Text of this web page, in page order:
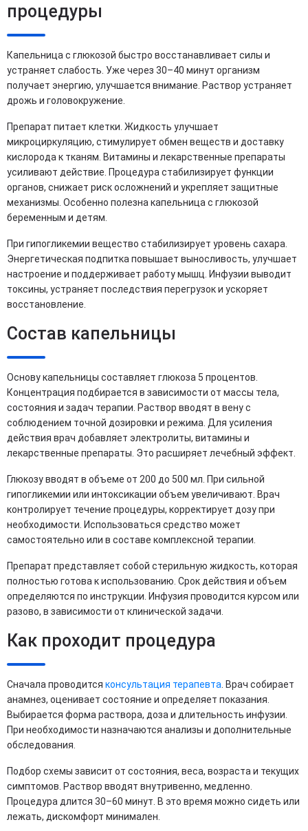
процедуры
Капельница с глюкозой быстро восстанавливает силы и
устраняет слабость. Уже через 30–40 минут организм
получает энергию, улучшается внимание. Раствор устраняет
дрожь и головокружение.
Препарат питает клетки. Жидкость улучшает
микроциркуляцию, стимулирует обмен веществ и доставку
кислорода к тканям. Витамины и лекарственные препараты
усиливают действие. Процедура стабилизирует функции
органов, снижает риск осложнений и укрепляет защитные
механизмы. Особенно полезна капельница с глюкозой
беременным и детям.
При гипогликемии вещество стабилизирует уровень сахара.
Энергетическая подпитка повышает выносливость, улучшает
настроение и поддерживает работу мышц. Инфузии выводит
токсины, устраняет последствия перегрузок и ускоряет
восстановление.
Состав капельницы
Основу капельницы составляет глюкоза 5 процентов.
Концентрация подбирается в зависимости от массы тела,
состояния и задач терапии. Раствор вводят в вену с
соблюдением точной дозировки и режима. Для усиления
действия врач добавляет электролиты, витамины и
лекарственные препараты. Это расширяет лечебный эффект.
Глюкозу вводят в объеме от 200 до 500 мл. При сильной
гипогликемии или интоксикации объем увеличивают. Врач
контролирует течение процедуры, корректирует дозу при
необходимости. Использоваться средство может
самостоятельно или в составе комплексной терапии.
Препарат представляет собой стерильную жидкость, которая
полностью готова к использованию. Срок действия и объем
определяются по инструкции. Инфузия проводится курсом или
разово, в зависимости от клинической задачи.
Как проходит процедура
Сначала проводится консультация терапевта . Врач собирает
анамнез, оценивает состояние и определяет показания.
Выбирается форма раствора, доза и длительность инфузии.
При необходимости назначаются анализы и дополнительные
обследования.
Подбор схемы зависит от состояния, веса, возраста и текущих
симптомов. Раствор вводят внутривенно, медленно.
Процедура длится 30–60 минут. В это время можно сидеть или
лежать, дискомфорт минимален.